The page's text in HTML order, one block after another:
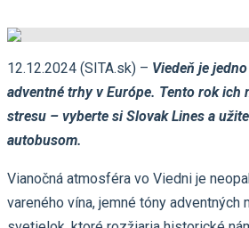
12.12.2024 (SITA.sk) – Viedeň je
adventné trhy v Európe. Tento rok ich
stresu – vyberte si Slovak Lines a
autobusom.
Vianočná atmosféra vo Viedni je
vareného vína, jemné tóny